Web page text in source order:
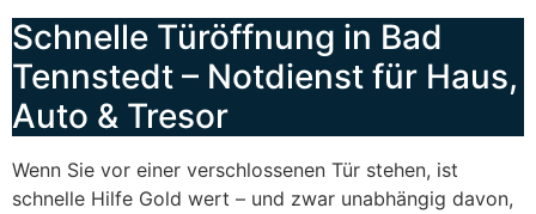
Schnelle Türöffnung in Bad
Tennstedt – Notdienst für Haus,
Auto & Tresor
Wenn Sie vor einer verschlossenen Tür stehen, ist
schnelle Hilfe Gold wert – und zwar unabhängig davon,